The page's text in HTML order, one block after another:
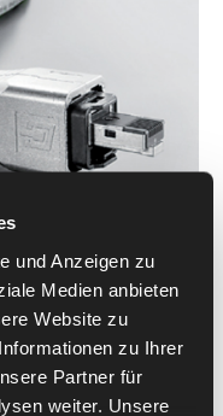
und Anzeigen zu
Medien anbieten
Website zu
zu Ihrer
Partner für
weiter. Unsere
z nowymi, jak i z
lat obrabiarki są
do automatyzacji.
stosowane standardy
bez interfejsu
SHERPA za
Rozwiązanie